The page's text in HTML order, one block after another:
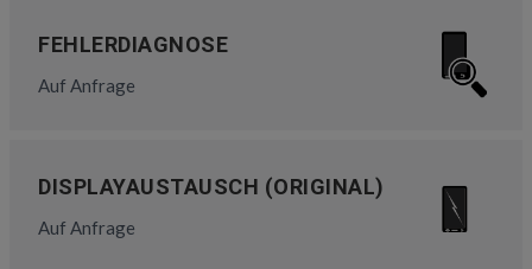
FEHLERDIAGNOSE
Auf Anfrage
DISPLAYAUSTAUSCH (ORIGINAL)
Auf Anfrage